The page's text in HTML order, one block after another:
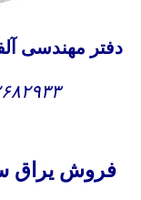
مهندسی آلفا
یراق